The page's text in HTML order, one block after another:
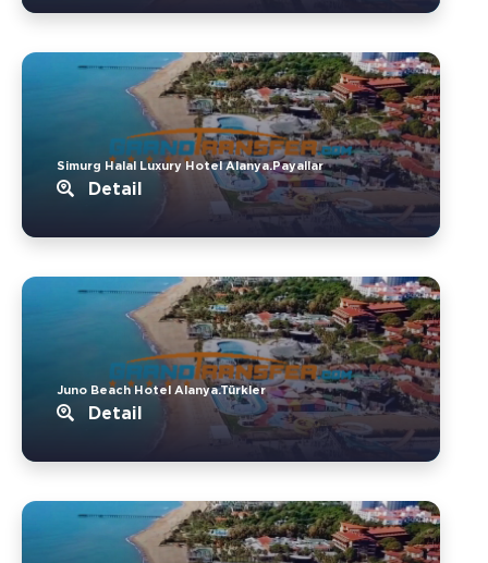
Simurg Halal Luxury Hotel Alanya.Payallar
Detail
Juno Beach Hotel Alanya.Türkler
Detail